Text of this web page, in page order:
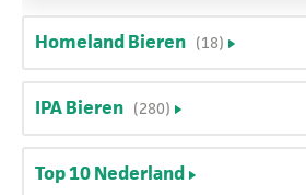
Homeland Bieren (18)
IPA Bieren (280)
Top 10 Nederland